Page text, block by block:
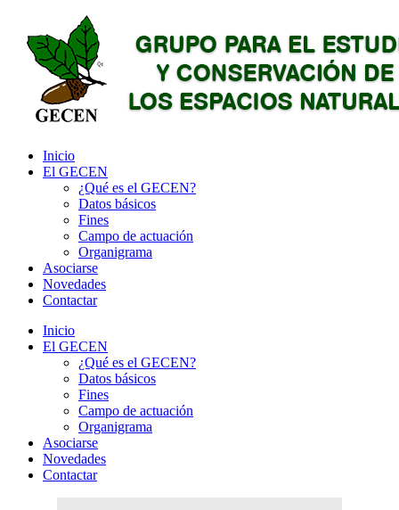
Inicio
El GECEN
¿Qué es el GECEN?
Datos básicos
Fines
Campo de actuación
Organigrama
Asociarse
Novedades
Contactar
Inicio
El GECEN
¿Qué es el GECEN?
Datos básicos
Fines
Campo de actuación
Organigrama
Asociarse
Novedades
Contactar